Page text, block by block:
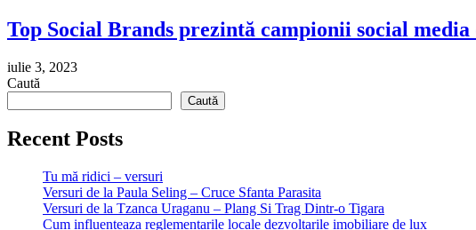
Top Social Brands prezintă campionii social media
iulie 3, 2023
Caută
Caută
Recent Posts
Tu mă ridici – versuri
Versuri de la Paula Seling – Cruce Sfanta Parasita
Versuri de la Tzanca Uraganu – Plang Si Trag Dintr-o Tigara
Cum influenteaza reglementarile locale dezvoltarile imobiliare de lux